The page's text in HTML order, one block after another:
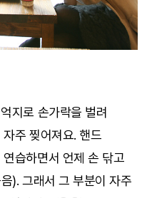
지로 손가락을 벌려
주 찢어져요. 핸드
습하면서 언제 손 닦고
). 그래서 그 부분이 자주